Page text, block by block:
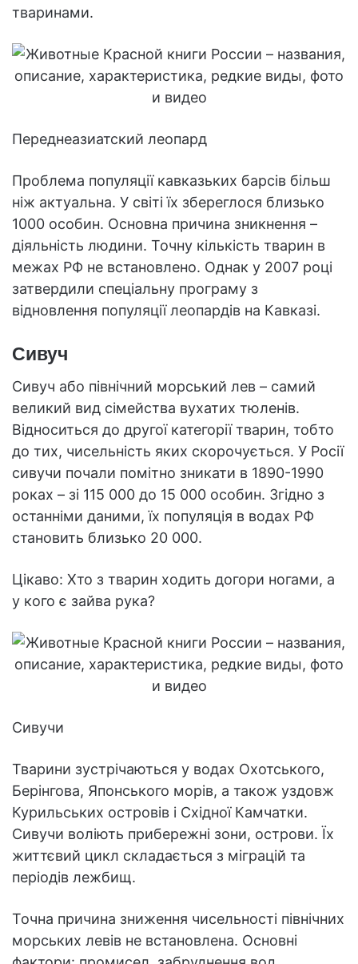
тваринами.
Переднеазиатский леопард
Проблема популяції кавказьких барсів більш
ніж актуальна. У світі їх збереглося близько
1000 особин. Основна причина зникнення –
діяльність людини. Точну кількість тварин в
межах РФ не встановлено. Однак у 2007 році
затвердили спеціальну програму з
відновлення популяції леопардів на Кавказі.
Сивуч
Сивуч або північний морський лев – самий
великий вид сімейства вухатих тюленів.
Відноситься до другої категорії тварин, тобто
до тих, чисельність яких скорочується. У Росії
сивучи почали помітно зникати в 1890-1990
роках – зі 115 000 до 15 000 особин. Згідно з
останніми даними, їх популяція в водах РФ
становить близько 20 000.
Цікаво: Хто з тварин ходить догори ногами, а
у кого є зайва рука?
Сивучи
Тварини зустрічаються у водах Охотського,
Берінгова, Японського морів, а також уздовж
Курильських островів і Східної Камчатки.
Сивучи воліють прибережні зони, острови. Їх
життєвий цикл складається з міграцій та
періодів лежбищ.
Точна причина зниження чисельності північних
морських левів не встановлена. Основні